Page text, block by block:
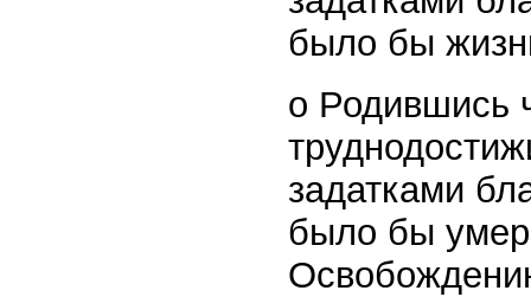
было бы
o Родившись
задатками
было бы